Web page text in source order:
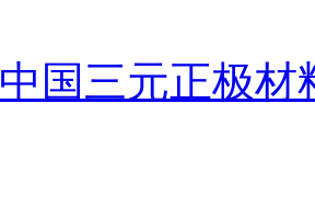
国三元正极